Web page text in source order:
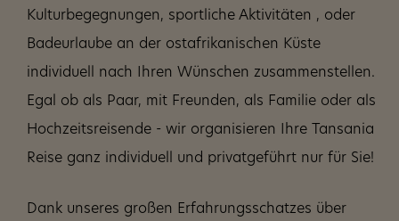
Kulturbegegnungen, sportliche Aktivitäten , oder
Badeurlaube an der ostafrikanischen Küste
individuell nach Ihren Wünschen zusammenstellen.
Egal ob als Paar, mit Freunden, als Familie oder als
Hochzeitsreisende - wir organisieren Ihre Tansania
Reise ganz individuell und privatgeführt nur für Sie!
Dank unseres großen Erfahrungsschatzes über